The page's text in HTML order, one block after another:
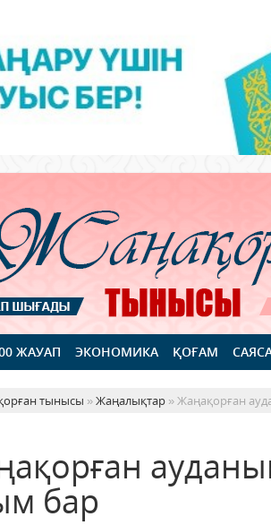
ЖАУАП ЭКОНОМИКА ҚОҒАМ
тынысы »Жаңалықтар » Жаңақорған
бар